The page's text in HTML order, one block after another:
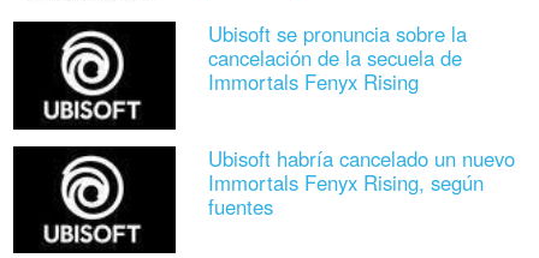
Ubisoft se pronuncia sobre la
cancelación de la secuela de
Immortals Fenyx Rising
Ubisoft habría cancelado un nuevo
Immortals Fenyx Rising, según
fuentes